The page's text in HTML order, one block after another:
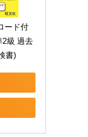
ード付
2級 過去
書)